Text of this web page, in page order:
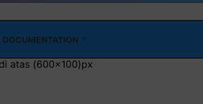
DOCUMENTATION